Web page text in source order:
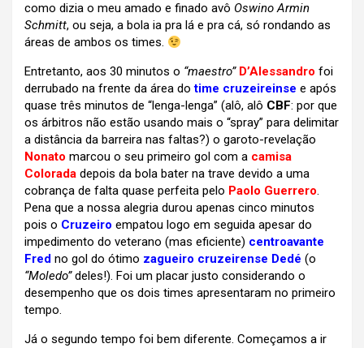
como dizia o meu amado e finado avô Oswino Armin
Schmitt, ou seja, a bola ia pra lá e pra cá, só rondando as
áreas de ambos os times.
Entretanto, aos 30 minutos o “maestro” D’Alessandro foi
derrubado na frente da área dotime cruzeireinse e após
quase três minutos de “lenga-lenga” (alô, alô CBF: por que
os árbitros não estão usando mais o “spray” para delimitar
a distância da barreira nas faltas?) o garoto-revelação
Nonato marcou o seu primeiro gol com a camisa
Colorada depois da bola bater na trave devido a uma
cobrança de falta quase perfeita pelo Paolo Guerrero.
Pena que a nossa alegria durou apenas cinco minutos
pois o Cruzeiro empatou logo em seguida apesar do
impedimento do veterano (mas eficiente) centroavante
Fred no gol do ótimo zagueiro cruzeirense Dedé (o
“Moledo”deles!). Foi um placar justo considerando o
desempenho que os dois times apresentaram no primeiro
tempo.
Já o segundo tempo foi bem diferente. Começamos a ir